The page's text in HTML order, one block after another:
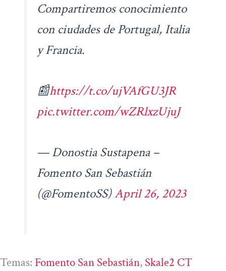
Compartiremos conocimiento
con ciudades de Portugal, Italia
y Francia.
📰https://t.co/ujVAfGU3JR
pic.twitter.com/wZRlxzUjuJ
— Donostia Sustapena –
Fomento San Sebastián
(@FomentoSS)April 26, 2023
Temas: Fomento San Sebastián, Skale2 CT